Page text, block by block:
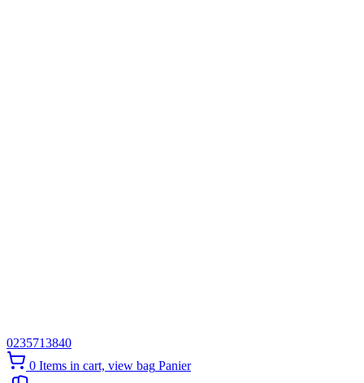
0235713840
0 Items in cart, view bag Panier